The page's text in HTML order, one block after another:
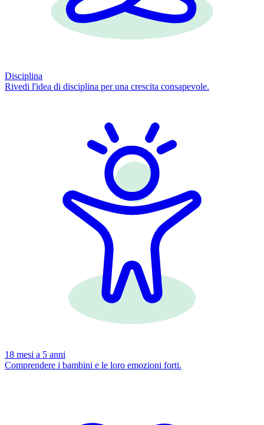
Disciplina
Rivedi l'idea di disciplina per una crescita consapevole.
18 mesi a 5 anni
Comprendere i bambini e le loro emozioni forti.